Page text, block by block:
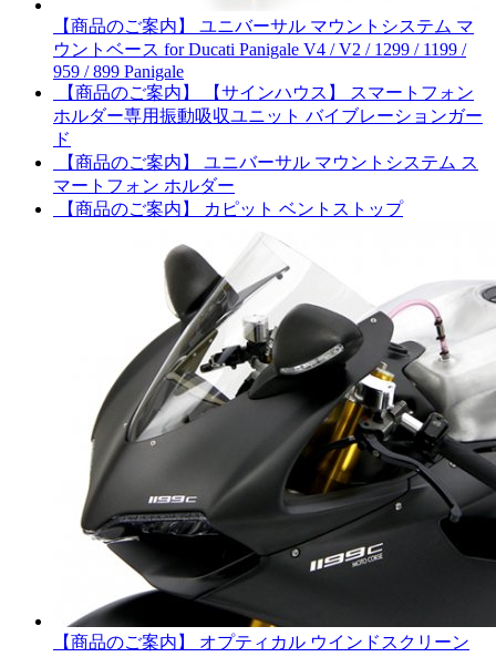
【商品のご案内】 ユニバーサル マウントシステム マ
ウントベース for Ducati Panigale V4 / V2 / 1299 / 1199 /
959 / 899 Panigale
【商品のご案内】 【サインハウス】 スマートフォン
ホルダー専用振動吸収ユニット バイブレーションガー
ド
【商品のご案内】 ユニバーサル マウントシステム ス
マートフォン ホルダー
【商品のご案内】 カピット ベントストップ
【商品のご案内】 オプティカル ウインドスクリーン